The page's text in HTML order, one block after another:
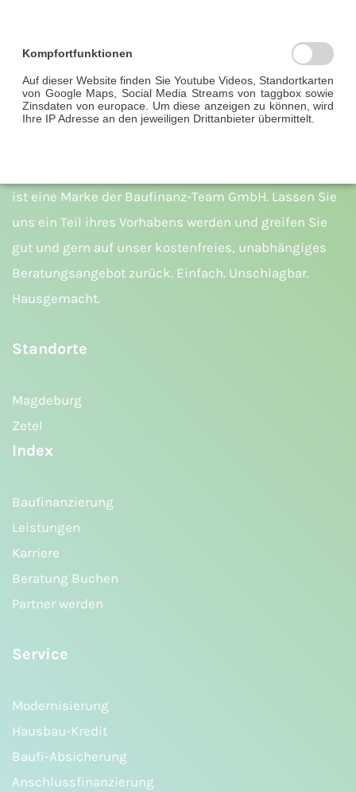
Kaufpreis und nach dem jeweiligen Bundesland.
ist eine Marke der Baufinanz-Team GmbH. Lassen Sie
uns ein Teil ihres Vorhabens werden und greifen Sie
gut und gern auf unser kostenfreies, unabhängiges
Beratungsangebot zurück. Einfach. Unschlagbar.
Hausgemacht.
Standorte
Magdeburg
Zetel
Index
Baufinanzierung
Leistungen
Karriere
Beratung Buchen
Partner werden
Service
Modernisierung
Hausbau-Kredit
Baufi-Absicherung
Anschlussfinanzierung
Kompfortfunktionen
Auf dieser Website finden Sie Youtube Videos, Standortkarten
von Google Maps, Social Media Streams von taggbox sowie
Zinsdaten von europace. Um diese anzeigen zu können, wird
Ihre IP Adresse an den jeweiligen Drittanbieter übermittelt.